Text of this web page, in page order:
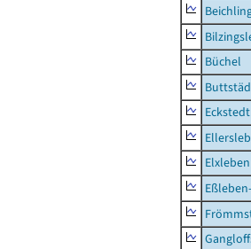
Büchel
Eckstedt
Elxleben